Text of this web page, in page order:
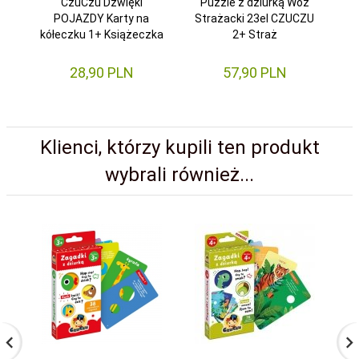
CzuCzu Dźwięki
POJAZDY Karty na
kółeczku 1+ Książeczka
28,90 PLN
Puzzle z dziurką Wóz
Strażacki 23el CZUCZU
2+ Straż
57,90 PLN
Klienci, którzy kupili ten produkt
wybrali również...